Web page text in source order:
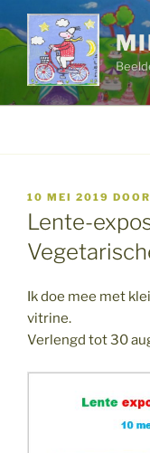
naar
de
inhoud
GEPLAATST
OP
10 MEI 2019 DOOR
Lente-
Ik doe mee met
vitrine.
Verlengd tot 30